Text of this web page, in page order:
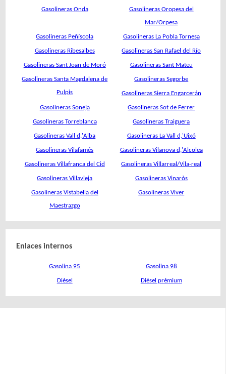
Gasolineras Onda
Gasolineras Oropesa del
Mar/Orpesa
Gasolineras Peñíscola Gasolineras La Pobla Tornesa
Gasolineras Ribesalbes Gasolineras San Rafael del Río
Gasolineras Sant Joan de Moró Gasolineras Sant Mateu
Gasolineras Santa Magdalena de
Pulpis
Gasolineras Segorbe
Gasolineras Sierra Engarcerán
Gasolineras Soneja Gasolineras Sot de Ferrer
Gasolineras Torreblanca Gasolineras Traiguera
Gasolineras Vall d,'Alba Gasolineras La Vall d,'Uixó
Gasolineras Vilafamés Gasolineras Vilanova d,'Alcolea
Gasolineras Villafranca del Cid Gasolineras Villarreal/Vila-real
Gasolineras Villavieja Gasolineras Vinaròs
Gasolineras Vistabella del
Maestrazgo
Gasolineras Viver
Enlaces internos
Gasolina 95 Gasolina 98
Diésel Diésel prémium